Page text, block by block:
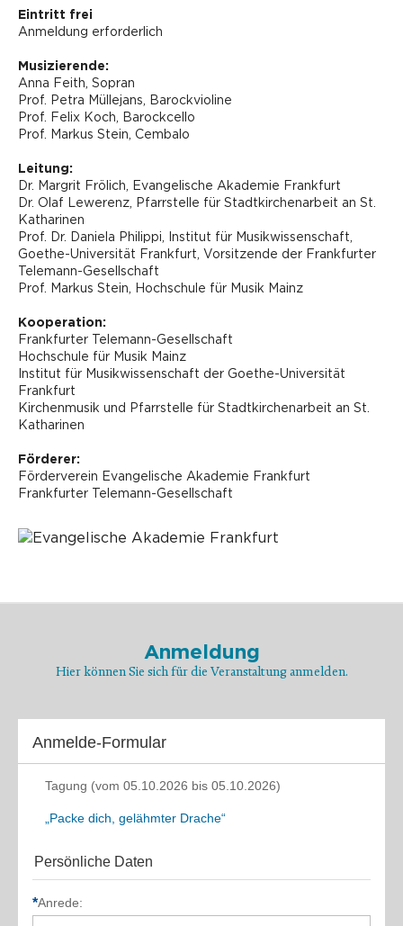
Eintritt frei
Anmeldung erforderlich
Musizierende:
Anna Feith, Sopran
Prof. Petra Müllejans, Barockvioline
Prof. Felix Koch, Barockcello
Prof. Markus Stein, Cembalo
Leitung:
Dr. Margrit Frölich, Evangelische Akademie Frankfurt
Dr. Olaf Lewerenz, Pfarrstelle für Stadtkirchenarbeit an St.
Katharinen
Prof. Dr. Daniela Philippi, Institut für Musikwissenschaft,
Goethe-Universität Frankfurt, Vorsitzende der Frankfurter
Telemann-Gesellschaft
Prof. Markus Stein, Hochschule für Musik Mainz
Kooperation:
Frankfurter Telemann-Gesellschaft
Hochschule für Musik Mainz
Institut für Musikwissenschaft der Goethe-Universität
Frankfurt
Kirchenmusik und Pfarrstelle für Stadtkirchenarbeit an St.
Katharinen
Förderer:
Förderverein Evangelische Akademie Frankfurt
Frankfurter Telemann-Gesellschaft
Anmeldung
Hier können Sie sich für die Veranstaltung anmelden.